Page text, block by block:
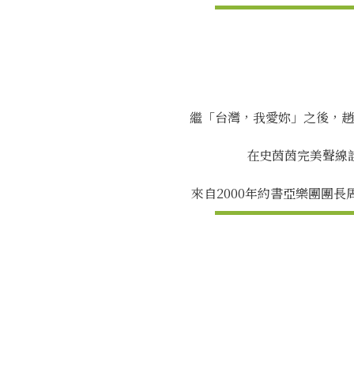
繼「台灣，我愛妳」之後，
在史茵茵完美聲線
來自2000年約書亞樂團團長